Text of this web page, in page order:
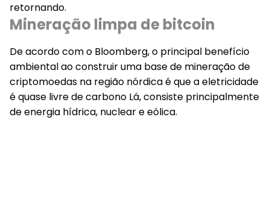
retornando.
Mineração limpa de bitcoin
De acordo com o Bloomberg, o principal benefício
ambiental ao construir uma base de mineração de
criptomoedas na região nórdica é que a eletricidade
é quase livre de carbono Lá, consiste principalmente
de energia hídrica, nuclear e eólica.